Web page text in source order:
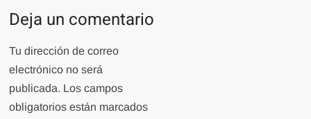
Deja un comentario
Tu dirección de correo
electrónico no será
publicada. Los campos
obligatorios están marcados